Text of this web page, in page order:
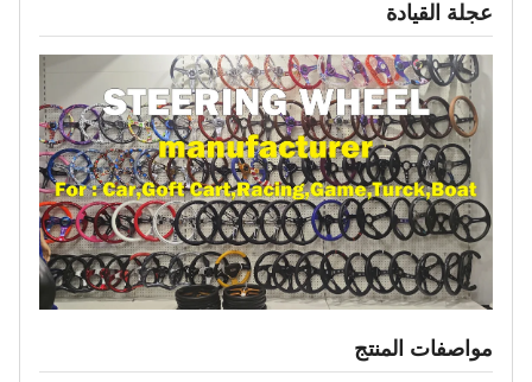
عجلة القيادة
مواصفات المنتج